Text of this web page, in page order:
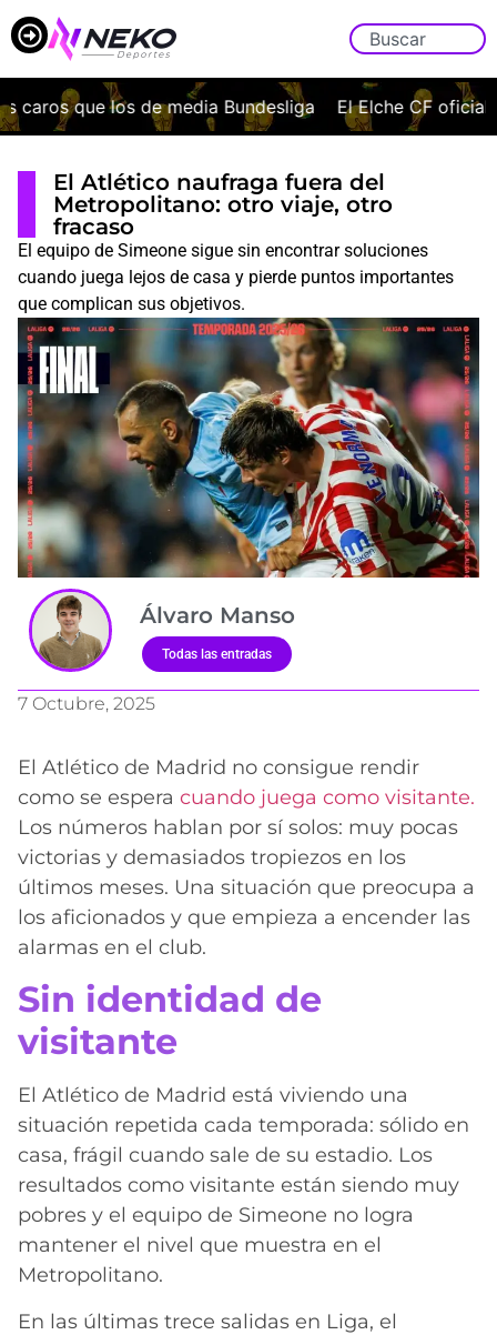
que los de media Bundesliga El Elche CF
El Atlético naufraga fuera del
Metropolitano: otro viaje, otro
fracaso
El equipo de Simeone sigue sin encontrar soluciones
cuando juega lejos de casa y pierde puntos importantes
que complican sus objetivos.
Álvaro Manso
Todas las entradas
7 Octubre, 2025
El Atlético de Madrid no consigue rendir
como se espera cuando juega como visitante.
Los números hablan por sí solos: muy pocas
victorias y demasiados tropiezos en los
últimos meses. Una situación que preocupa a
los aficionados y que empieza a encender las
alarmas en el club.
Sin identidad de
visitante
El Atlético de Madrid está viviendo una
situación repetida cada temporada: sólido en
casa, frágil cuando sale de su estadio. Los
resultados como visitante están siendo muy
pobres y el equipo de Simeone no logra
mantener el nivel que muestra en el
Metropolitano.
En las últimas trece salidas en Liga, el